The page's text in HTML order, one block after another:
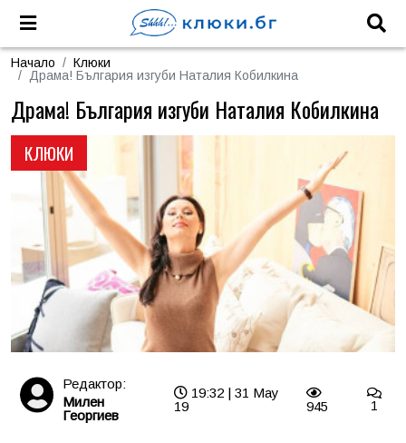
Начало
Клюки
Драма! България изгуби Наталия Кобилкина
КЛЮКИ
Драма! България изгуби Наталия Кобилкина
Редактор:
Милен
Георгиев
19:32 | 31 May
19
945 1